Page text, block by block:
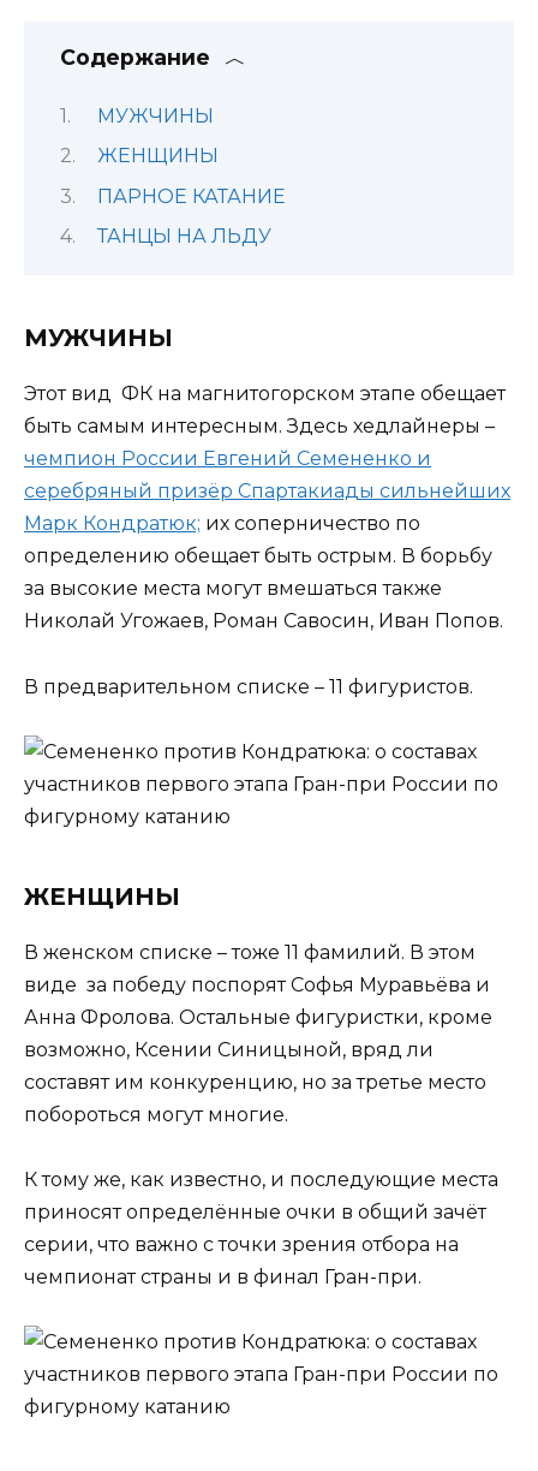
Содержание
МУЖЧИНЫ
ЖЕНЩИНЫ
ПАРНОЕ КАТАНИЕ
ТАНЦЫ НА ЛЬДУ
МУЖЧИНЫ
Этот вид ФК на магнитогорском этапе обещает
быть самым интересным. Здесь хедлайнеры –
чемпион России Евгений Семененко и
серебряный призёр Спартакиады сильнейших
Марк Кондратюк; их соперничество по
определению обещает быть острым. В борьбу
за высокие места могут вмешаться также
Николай Угожаев, Роман Савосин, Иван Попов.
В предварительном списке – 11 фигуристов.
ЖЕНЩИНЫ
В женском списке – тоже 11 фамилий. В этом
виде за победу поспорят Софья Муравьёва и
Анна Фролова. Остальные фигуристки, кроме
возможно, Ксении Синицыной, вряд ли
составят им конкуренцию, но за третье место
побороться могут многие.
К тому же, как известно, и последующие места
приносят определённые очки в общий зачёт
серии, что важно с точки зрения отбора на
чемпионат страны и в финал Гран-при.